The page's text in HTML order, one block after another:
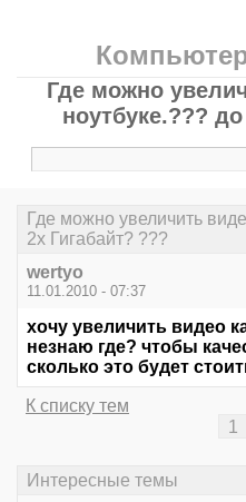
Где можно
ноутбуке.???
Где можно увеличить
2х Гигабайт? ???
wertyo
11.01.2010 - 07:37
хочу увеличить видео
незнаю где? чтобы
сколько это будет
К списку тем
1
Интересные темы